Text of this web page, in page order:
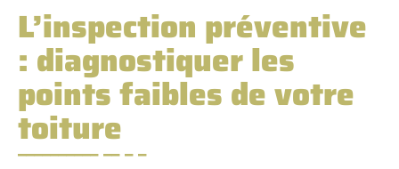
L’inspection préventive
: diagnostiquer les
points faibles de votre
toiture